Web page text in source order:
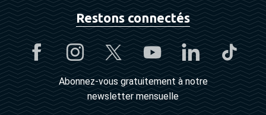
Restons connectés
Abonnez-vous gratuitement à notre
newsletter mensuelle